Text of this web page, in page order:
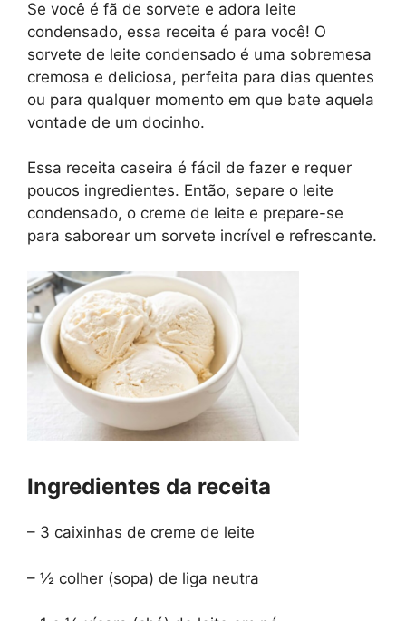
Se você é fã de sorvete e adora leite
condensado, essa receita é para você! O
sorvete de leite condensado é uma sobremesa
cremosa e deliciosa, perfeita para dias quentes
ou para qualquer momento em que bate aquela
vontade de um docinho.
Essa receita caseira é fácil de fazer e requer
poucos ingredientes. Então, separe o leite
condensado, o creme de leite e prepare-se
para saborear um sorvete incrível e refrescante.
Ingredientes da receita
– 3 caixinhas de creme de leite
– ½ colher (sopa) de liga neutra